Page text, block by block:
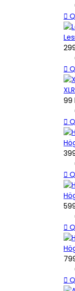


99



